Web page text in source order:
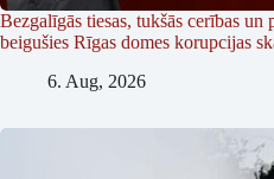
Bezgalīgās tiesas, tukšās cerības un
beigušies Rīgas domes korupcijas
6. Aug, 2026